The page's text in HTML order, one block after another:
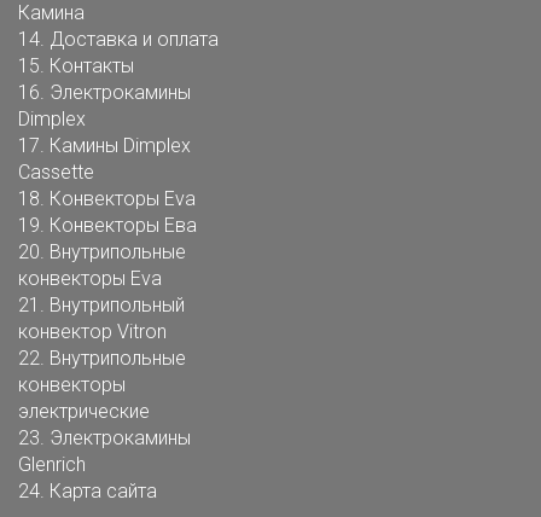
Камина
14. Доставка и оплата
15. Контакты
16. Электрокамины
Dimplex
17. Камины Dimplex
Cassette
18. Конвекторы Eva
19. Конвекторы Ева
20. Внутрипольные
конвекторы Eva
21. Внутрипольный
конвектор Vitron
22. Внутрипольные
конвекторы
электрические
23. Электрокамины
Glenrich
24. Карта сайта